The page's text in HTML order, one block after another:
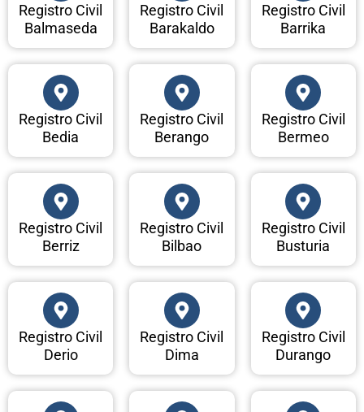
Registro Civil
Balmaseda
Registro Civil
Barakaldo
Registro Civil
Barrika
Registro Civil
Bedia
Registro Civil
Berango
Registro Civil
Bermeo
Registro Civil
Berriz
Registro Civil
Bilbao
Registro Civil
Busturia
Registro Civil
Derio
Registro Civil
Dima
Registro Civil
Durango